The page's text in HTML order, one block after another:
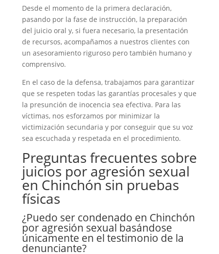
Desde el momento de la primera declaración,
pasando por la fase de instrucción, la preparación
del juicio oral y, si fuera necesario, la presentación
de recursos, acompañamos a nuestros clientes con
un asesoramiento riguroso pero también humano y
comprensivo.
En el caso de la defensa, trabajamos para garantizar
que se respeten todas las garantías procesales y que
la presunción de inocencia sea efectiva. Para las
víctimas, nos esforzamos por minimizar la
victimización secundaria y por conseguir que su voz
sea escuchada y respetada en el procedimiento.
Preguntas frecuentes sobre
juicios por agresión sexual
en Chinchón sin pruebas
físicas
¿Puedo ser condenado en Chinchón
por agresión sexual basándose
únicamente en el testimonio de la
denunciante?